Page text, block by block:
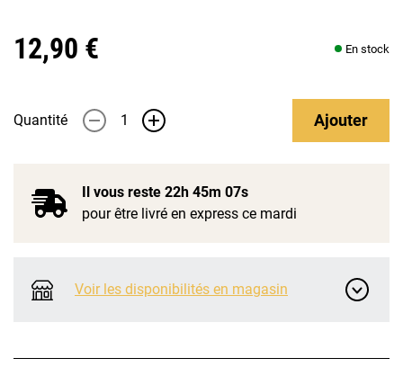
12,90 € En stock
Quantité - + Ajouter
Il vous reste 22h 45m 06s
pour être livré en express ce mardi
Voir les disponibilités en magasin